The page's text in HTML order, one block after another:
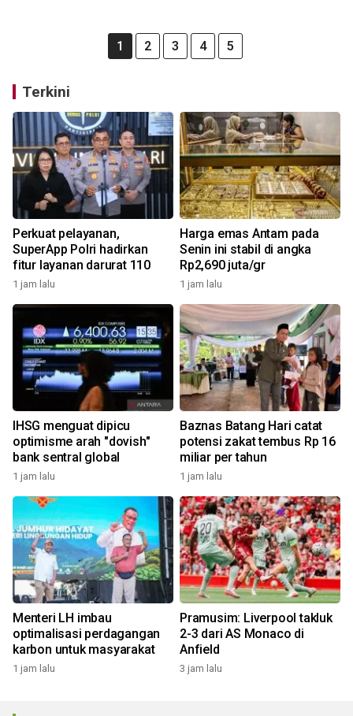
1 2 3 4 5
Terkini
Perkuat pelayanan,
SuperApp Polri hadirkan
fitur layanan darurat 110
1 jam lalu
Harga emas Antam pada
Senin ini stabil di angka
Rp2,690 juta/gr
1 jam lalu
IHSG menguat dipicu
optimisme arah "dovish"
bank sentral global
1 jam lalu
Baznas Batang Hari catat
potensi zakat tembus Rp 16
miliar per tahun
1 jam lalu
Menteri LH imbau
optimalisasi perdagangan
karbon untuk masyarakat
1 jam lalu
Pramusim: Liverpool takluk
2-3 dari AS Monaco di
Anfield
3 jam lalu